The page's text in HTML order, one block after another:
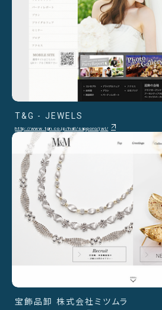
T&G - JEWELS
http://www.tgn.co.jp/hall/sapporo/jwl/
宝飾品卸 株式会社ミツムラ